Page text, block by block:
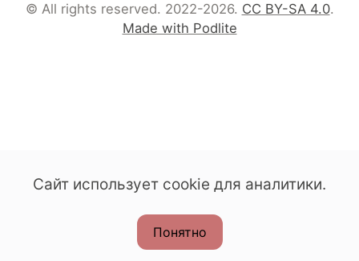
© All rights reserved. 2022-2026. CC BY-SA 4.0.
Made with Podlite
Сайт использует cookie для аналитики.
Понятно